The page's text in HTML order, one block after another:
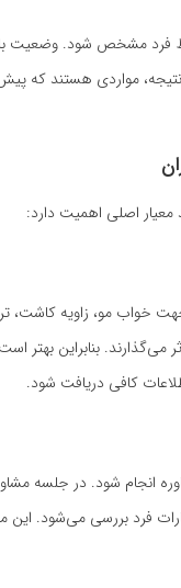
فرد مشخص شود. وضعیت
نتیجه، مواردی هستند که
معیار اصلی اهمیت دارد:
خواب مو، زاویه کاشت،
بنابراین بهتر
کافی دریافت شود.
انجام شود. در جلسه
فرد بررسی می‌شود.